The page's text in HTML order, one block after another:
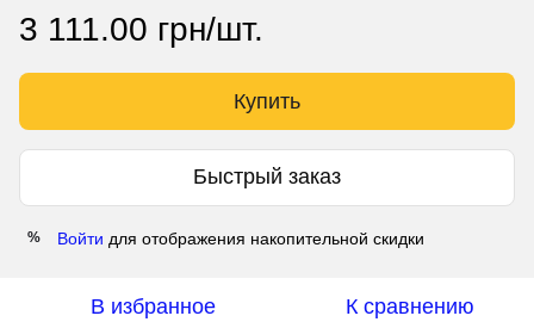
3 111.00 грн/шт.
Купить
Быстрый заказ
% Войти для отображения накопительной скидки
В избранное К сравнению